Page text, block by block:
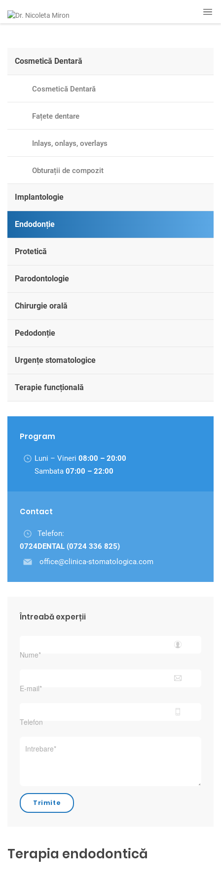
Cosmetică Dentară
Cosmetică Dentară
Fațete dentare
Inlays, onlays, overlays
Obturații de compozit
Implantologie
Endodonție
Protetică
Parodontologie
Chirurgie orală
Pedodonție
Urgențe stomatologice
Terapie funcțională
Program
Luni – Vineri 08:00 – 20:00
Sambata 07:00 – 22:00
Contact
Telefon:
0724DENTAL (0724 336 825)
office@clinica-stomatologica.com
Întreabă experții
Terapia endodontică